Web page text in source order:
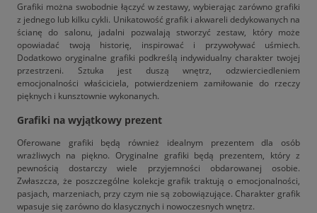
Grafiki można swobodnie łączyć w zestawy, wybierając zarówno grafiki
z jednego lub kilku cykli. Unikatowość grafik i akwareli dedykowanych na
ścianę do salonu, jadalni pozwalają stworzyć zestaw, który może
opowiadać twoją historię, inspirować i przywoływać uśmiech.
Dodatkowo oryginalne grafiki podkreślą indywidualny charakter twojej
przestrzeni. Sztuka jest duszą wnętrz, odzwierciedleniem
emocjonalności właściciela, potwierdzeniem zamiłowanie do rzeczy
pięknych i kunsztownie wykonanych.
Grafiki na wyjątkowy prezent
Oferowane grafiki będą również idealnym prezentem dla osób
wrażliwych na piękno. Oryginalne grafiki będą prezentem, który z
pewnością dostarczy wiele przyjemności obdarowanej osobie.
Zwłaszcza, że poszczególne kolekcje grafik traktują o emocjonalności,
pasjach, marzeniach, przy czym nie są zobowiązujące. Charakter grafik
wpasuje się zarówno do klasycznych i nowoczesnych wnętrz.